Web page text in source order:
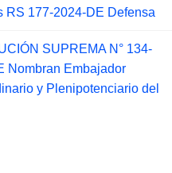
RS 177-2024-DE Defensa
SUPREMA N° 134-
Nombran Embajador
y Plenipotenciario del